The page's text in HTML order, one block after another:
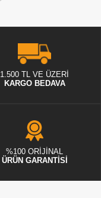
1.500 TL VE ÜZERİ
KARGO BEDAVA
%100 ORİJİNAL
ÜRÜN GARANTİSİ